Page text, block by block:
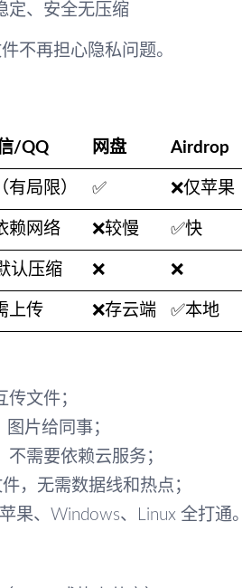
定、安全无压缩
不再担心隐私问题。
/QQ 网盘 Airdrop
有局限） ✅ ❌仅苹果
赖网络 ❌较慢 ✅快
认压缩 ❌ ❌
上传 ❌存云端 ✅本地
文件；
片给同事；
需要依赖云服务；
，无需数据线和热点；
果、Windows、Linux 全打通。